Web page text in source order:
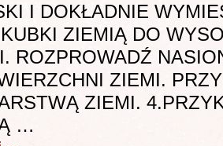
I DOKŁADNIE
ZIEMIĄ DO
ROZPROWADŹ
ZIEMI.
ZIEMI.
…